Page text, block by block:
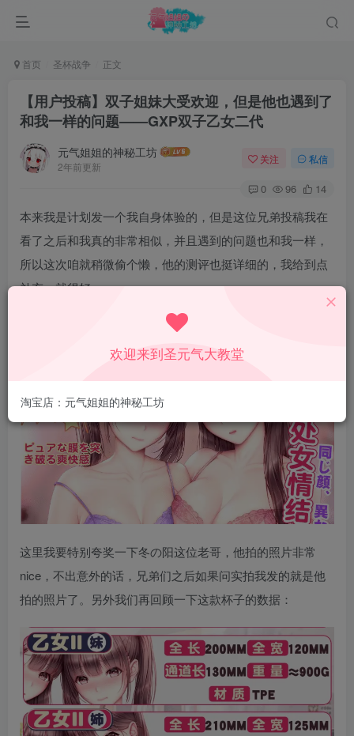
首页 圣杯战争 正文
【用户投稿】双子姐妹大受欢迎，但是他也遇到了
和我一样的问题——GXP双子乙女二代
元气姐姐的神秘工坊
2年前更新
关注 私信
0 96 14
本来我是计划发一个我自身体验的，但是这位兄弟投稿我在
看了之后和我真的非常相似，并且遇到的问题也和我一样，
所以这次咱就稍微偷个懒，他的测评也挺详细的，我给到点
补充，就很好。
这里我要特别夸奖一下冬の阳这位老哥，他拍的照片非常
nice，不出意外的话，兄弟们之后如果问实拍我发的就是他
拍的照片了。另外我们再回顾一下这款杯子的数据：
欢迎来到圣元气大教堂
淘宝店：元气姐姐的神秘工坊